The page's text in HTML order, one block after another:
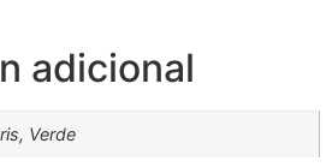
adicional
Verde